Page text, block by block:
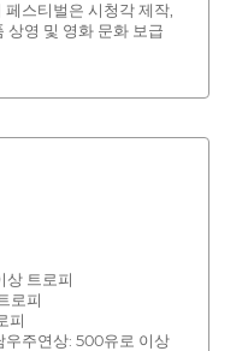
스티벌은 시청각 제작,
상영 및 영화 문화 보급
상 트로피
로피
피
우주연상: 500유로 이상